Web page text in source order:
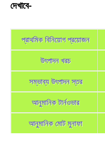
দেখাবে-
প্রাথমিক বিনিয়োগ প্রয়োজন
উৎপাদন খরচ
সম্ভাব্য উৎপাদন স্তর
আনুমানিক টার্নওভার
আনুমানিক মোট মুনাফা